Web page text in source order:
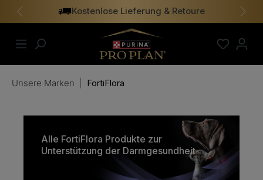
springen Kostenlose Lieferung & Retoure
Vorheriges
Unsere Marken FortiFlora
Alle FortiFlora Produkte zur
Unterstützung der Darmgesundheit